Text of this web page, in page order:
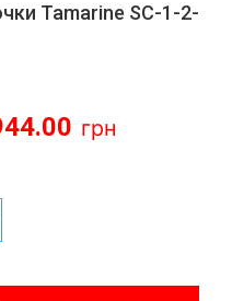
Tamarine SC-1-2-